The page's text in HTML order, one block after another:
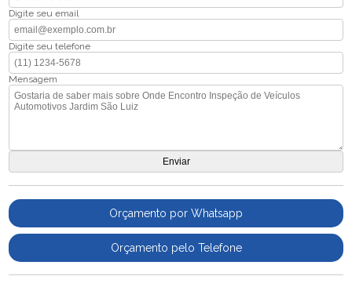
Digite seu email
Digite seu telefone
Mensagem
Orçamento por Whatsapp
Orçamento pelo Telefone